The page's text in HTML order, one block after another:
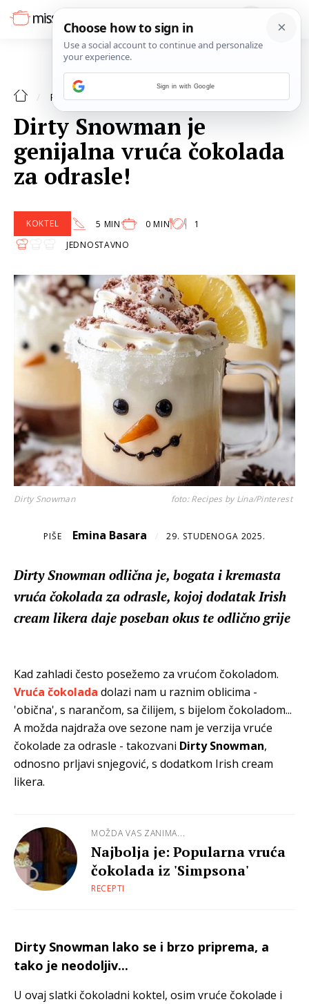
RECEPTI KOKTEL
Dirty Snowman je
genijalna vruća čokolada
za odrasle!
KOKTEL 5 MIN 0 MIN
1
JEDNOSTAVNO
Dirty Snowman foto: Recipes by Lina/Pinterest
PIŠE Emina Basara / 29. STUDENOGA 2025.
Dirty Snowman odlična je, bogata i kremasta
vruća čokolada za odrasle, kojoj dodatak Irish
cream likera daje poseban okus te odlično grije
Kad zahladi često posežemo za vrućom čokoladom.
Vruća čokolada dolazi nam u raznim oblicima -
'obična', s narančom, sa čilijem, s bijelom čokoladom...
A možda najdraža ove sezone nam je verzija vruće
čokolade za odrasle - takozvani Dirty Snowman,
odnosno prljavi snjegović, s dodatkom Irish cream
likera.
MOŽDA VAS ZANIMA...
Najbolja je: Popularna vruća
čokolada iz 'Simpsona'
RECEPTI
Dirty Snowman lako se i brzo priprema, a
tako je neodoljiv...
U ovaj slatki čokoladni koktel, osim vruće čokolade i
Sign in with Google